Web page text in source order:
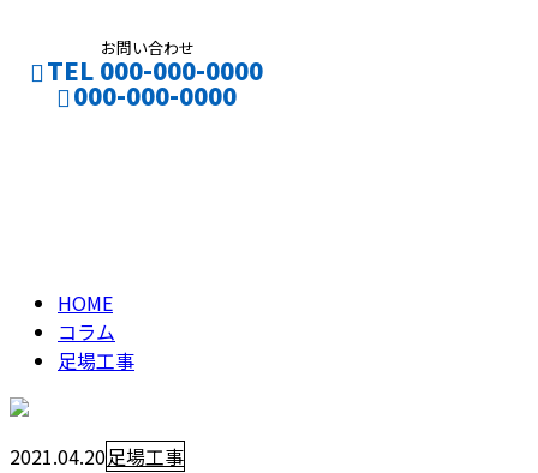
お問い合わせ
TEL 000-000-0000
000-000-0000
HOME
コラム
足場工事
2021.04.20足場工事